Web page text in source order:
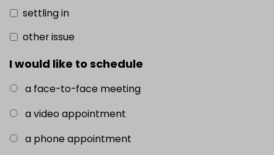
settling in
other issue
I would like to schedule
a face-to-face meeting
a video appointment
a phone appointment